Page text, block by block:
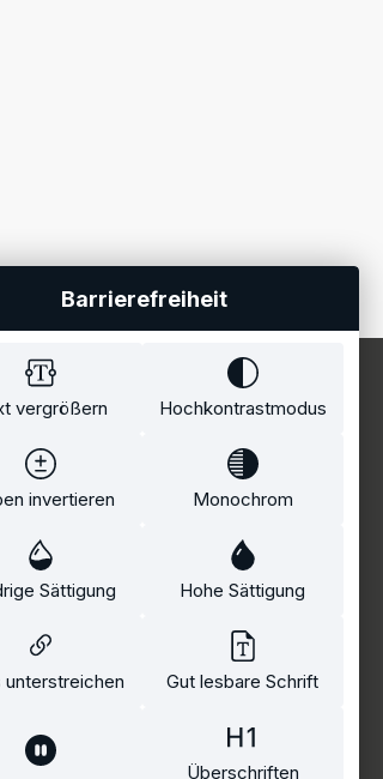
vergrößern Hochkontrastmodus
invertieren Monochrom
Sättigung Hohe Sättigung
unterstreichen Gut lesbare Schrift
Überschriften
Barrierefreiheit